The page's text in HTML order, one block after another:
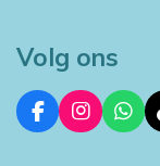
Volg ons
F
a
I
n
W
h